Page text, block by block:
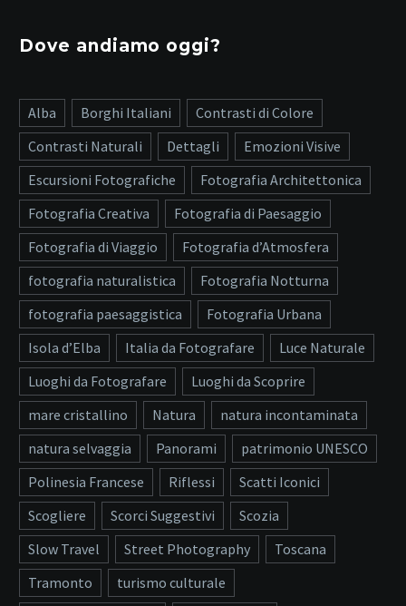
Dove andiamo oggi?
Alba Borghi Italiani
Contrasti di Colore
Contrasti Naturali
Dettagli
Emozioni Visive
Escursioni Fotografiche
Fotografia Architettonica
Fotografia Creativa
Fotografia di Paesaggio
Fotografia di Viaggio
Fotografia d’Atmosfera
fotografia naturalistica
Fotografia Notturna
fotografia paesaggistica
Fotografia Urbana
Isola d’Elba
Italia da Fotografare
Luce Naturale
Luoghi da Fotografare
Luoghi da Scoprire
mare cristallino
Natura
natura incontaminata
natura selvaggia
Panorami
patrimonio UNESCO
Polinesia Francese
Riflessi
Scatti Iconici
Scogliere
Scorci Suggestivi
Scozia
Slow Travel
Street Photography
Toscana
Tramonto
turismo culturale